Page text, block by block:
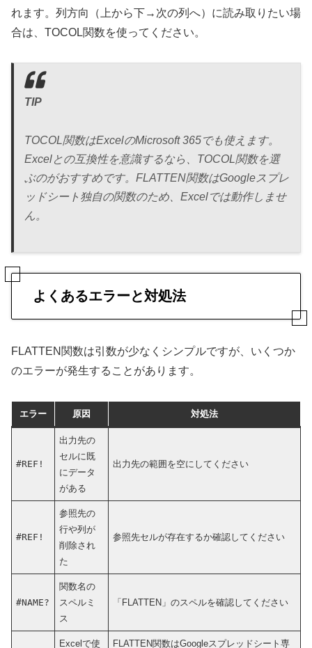
れます。列方向（上から下→次の列へ）に読み取りたい場
合は、TOCOL関数を使ってください。
TIP
TOCOL関数はExcelのMicrosoft 365でも使えます。
Excelとの互換性を意識するなら、TOCOL関数を選
ぶのがおすすめです。FLATTEN関数はGoogleスプレ
ッドシート独自の関数のため、Excelでは動作しませ
ん。
よくあるエラーと対処法
FLATTEN関数は引数が少なくシンプルですが、いくつか
のエラーが発生することがあります。
エラー 原因 対処法
#REF!
出力先の
セルに既
にデータ
がある
出力先の範囲を空にしてください
#REF!
参照先の
行や列が
削除され
た
参照先セルが存在するか確認してください
#NAME?
関数名の
スペルミ
ス
「FLATTEN」のスペルを確認してください
Excelで使 FLATTEN関数はGoogleスプレッドシート専